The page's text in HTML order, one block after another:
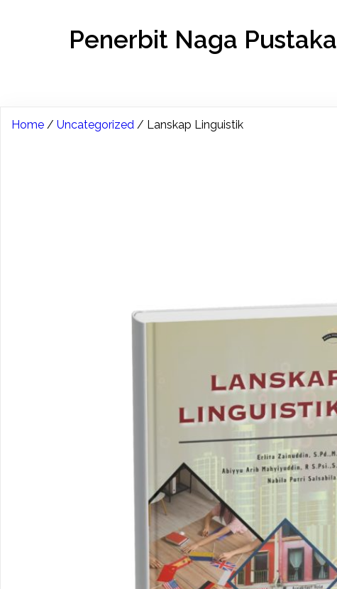
Penerbit Naga Pustaka
Home / Uncategorized / Lanskap Linguistik